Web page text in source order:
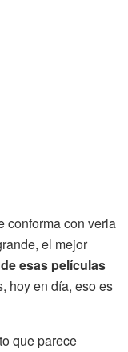
conforma con verla
el mejor
esas películas
hoy en día, eso es
que parece